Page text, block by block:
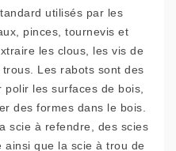
utilisés par les
pinces, tournevis et
les clous, les vis de
Les rabots sont des
polir les surfaces de bois,
des formes dans le bois.
scie à refendre, des scies
que la scie à trou de